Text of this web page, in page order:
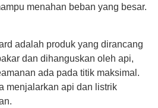
menahan beban yang besar.
adalah produk yang dirancang
dan dihanguskan oleh api,
ada pada titik maksimal.
menjalarkan api dan listrik